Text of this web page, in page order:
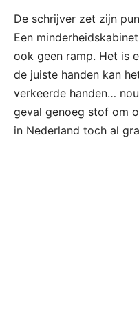
De schrijver zet zijn
Een
ook geen ramp. Het is
de juiste handen kan
verkeerde handen…
geval genoeg stof om
in Nederland toch al